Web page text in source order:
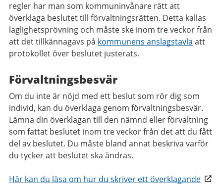
regler har man som kommuninvånare rätt att
överklaga beslutet till förvaltningsrätten. Detta kallas
laglighetsprövning och måste ske inom tre veckor från
att det tillkännagavs på kommunens anslagstavla att
protokollet över beslutet justerats.
Förvaltningsbesvär
Om du inte är nöjd med ett beslut som rör dig som
individ, kan du överklaga genom förvaltningsbesvär.
Lämna din överklagan till den nämnd eller förvaltning
som fattat beslutet inom tre veckor från det att du fått
del av beslutet. Du måste bland annat beskriva varför
du tycker att beslutet ska ändras.
Här kan du läsa om hur du skriver ett överklagande